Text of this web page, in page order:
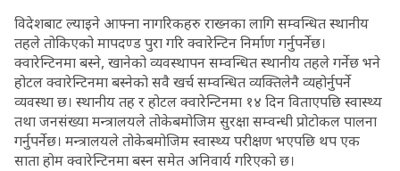
विदेशबाट ल्याइने आफ्ना नागरिकहरु राख्नका लागि सम्वन्धित स्थानीय
तहले तोकिएको मापदण्ड पुरा गरि क्वारेन्टिन निर्माण गर्नुपर्नेछ।
क्वारेन्टिनमा बस्ने, खानेको व्यवस्थापन सम्वन्धित स्थानीय तहले गर्नेछ भने
होटल क्वारेन्टिनमा बस्नेको सवै खर्च सम्वन्धित व्यक्तिलेनै व्यहोर्नुपर्ने
व्यवस्था छ। स्थानीय तह र होटल क्वारेन्टिनमा १४ दिन विताएपछि स्वास्थ्य
तथा जनसंख्या मन्त्रालयले तोकेबमोजिम सुरक्षा सम्वन्धी प्रोटोकल पालना
गर्नुपर्नेछ। मन्त्रालयले तोकेबमोजिम स्वास्थ्य परीक्षण भएपछि थप एक
साता होम क्वारेन्टिनमा बस्न समेत अनिवार्य गरिएको छ।